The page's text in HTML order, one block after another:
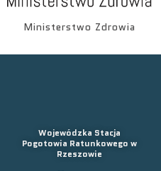
Ministerstwo Zdrowia
Wojewódzka Stacja
Pogotowia Ratunkowego w
Rzeszowie